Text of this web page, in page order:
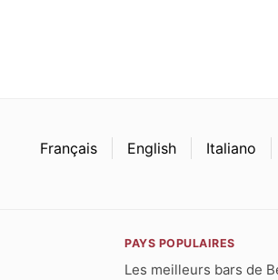
Français English Italiano
PAYS POPULAIRES
Les meilleurs bars de